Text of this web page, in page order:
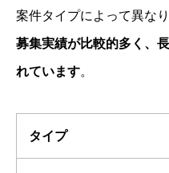
案件タイプによって異な
募集実績が比較的多く、
れています。
タイプ